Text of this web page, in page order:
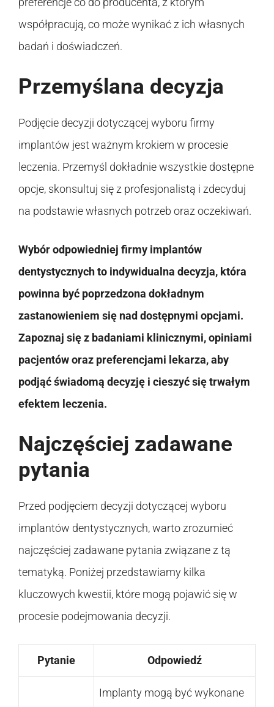
współpracują, co może wynikać z ich własnych
badań i doświadczeń.
Przemyślana decyzja
Podjęcie decyzji dotyczącej wyboru firmy
implantów jest ważnym krokiem w procesie
leczenia. Przemyśl dokładnie wszystkie dostępne
opcje, skonsultuj się z profesjonalistą i zdecyduj
na podstawie własnych potrzeb oraz oczekiwań.
Wybór odpowiedniej firmy implantów
dentystycznych to indywidualna decyzja, która
powinna być poprzedzona dokładnym
zastanowieniem się nad dostępnymi opcjami.
Zapoznaj się z badaniami klinicznymi, opiniami
pacjentów oraz preferencjami lekarza, aby
podjąć świadomą decyzję i cieszyć się trwałym
efektem leczenia.
Najczęściej zadawane
pytania
Przed podjęciem decyzji dotyczącej wyboru
implantów dentystycznych, warto zrozumieć
najczęściej zadawane pytania związane z tą
tematyką. Poniżej przedstawiamy kilka
kluczowych kwestii, które mogą pojawić się w
procesie podejmowania decyzji.
Pytanie Odpowiedź
Implanty mogą być wykonane